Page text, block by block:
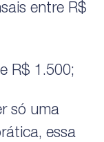
entre R$
R$ 1.500;
só uma
essa